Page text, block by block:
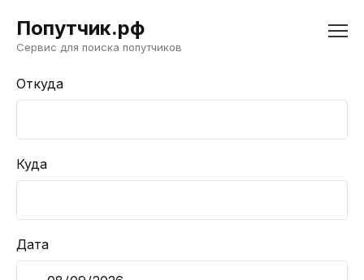
Попутчик.рф
Сервис для поиска попутчиков
Откуда
Куда
Дата